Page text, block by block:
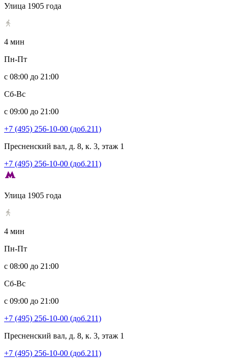
Улица 1905 года
4 мин
Пн-Пт
с 08:00 до 21:00
Сб-Вс
с 09:00 до 21:00
+7 (495) 256-10-00 (доб.211)
Пресненский вал, д. 8, к. 3, этаж 1
+7 (495) 256-10-00 (доб.211)
Улица 1905 года
4 мин
Пн-Пт
с 08:00 до 21:00
Сб-Вс
с 09:00 до 21:00
+7 (495) 256-10-00 (доб.211)
Пресненский вал, д. 8, к. 3, этаж 1
+7 (495) 256-10-00 (доб.211)